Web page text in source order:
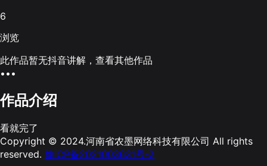
6
浏览
此作品暂无抖音讲解，查看其他作品
•••
作品介绍
看就完了
Copyright © 2024.河南省农墨网络科技有限公司 All rights
reserved. 豫ICP备2021003631号-2